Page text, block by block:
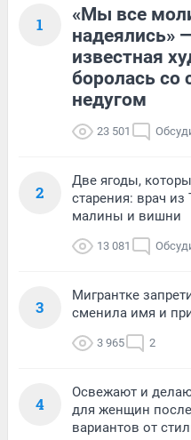
1
«Мы все
надеялись»
известная
боролась со
недугом
23 501
2
Две ягоды,
старения: врач из
малины и вишни
13 081
3
Мигрантке
сменила имя и
3 965 2
4
Освежают и
для женщин
вариантов от